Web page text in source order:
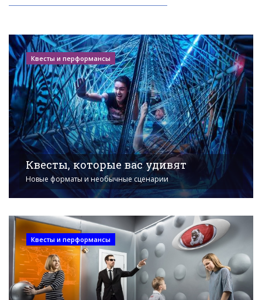
Квесты и перформансы
Квесты, которые вас удивят
Новые форматы и необычные сценарии
Квесты и перформансы